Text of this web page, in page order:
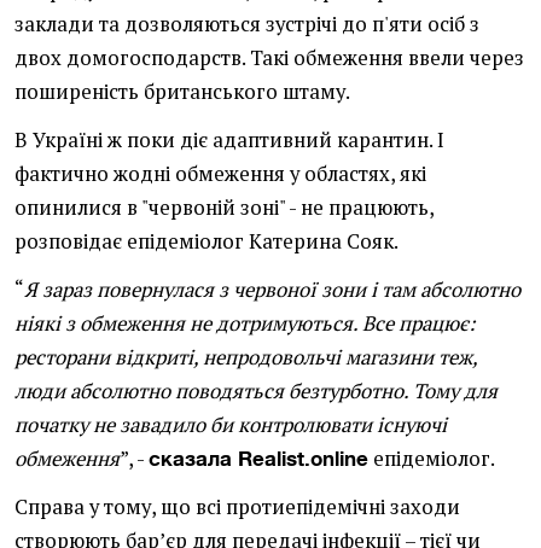
заклади та дозволяються зустрічі до п'яти осіб з
двох домогосподарств. Такі обмеження ввели через
поширеність британського штаму.
В Україні ж поки діє адаптивний карантин. І
фактично жодні обмеження у областях, які
опинилися в "червоній зоні" - не працюють,
розповідає епідеміолог Катерина Сояк.
“Я зараз повернулася з червоної зони і там абсолютно
ніякі з обмеження не дотримуються. Все працює:
ресторани відкриті, непродовольчі магазини теж,
люди абсолютно поводяться безтурботно. Тому для
початку не завадило би контролювати існуючі
обмеження”, - сказала Realist.online епідеміолог.
Справа у тому, що всі протиепідемічні заходи
створюють бар’єр для передачі інфекції – тієї чи